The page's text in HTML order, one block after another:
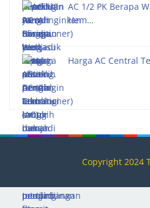
AC 1/2 PK Berapa
Hem…
Harga AC Central
Copyright 2024